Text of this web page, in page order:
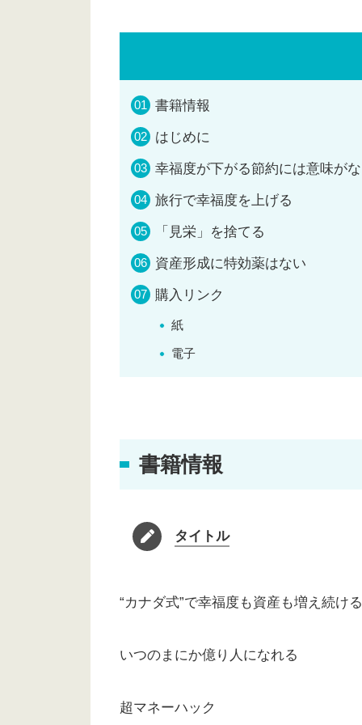
書籍情報
はじめに
幸福度が下がる節約には意味が
旅行で幸福度を上げる
「見栄」を捨てる
資産形成に特効薬はない
購入リンク
紙
電子
書籍情報
タイトル
“カナダ式”で幸福度も資産も増え続け
いつのまにか億り人になれる
超マネーハック